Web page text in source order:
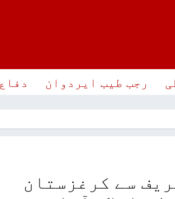
رجب طیب ایردوان دفاع
سے کرغزستان